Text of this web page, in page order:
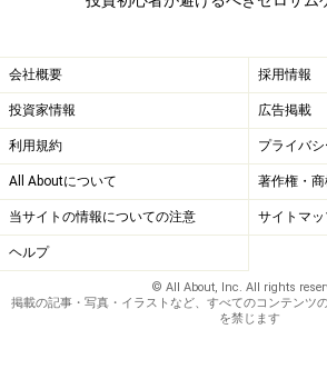
会社概要 採用情報
投資家情報 広告掲載
利用規約 プライバ
All Aboutについて 著作権・
当サイトの情報についての注意 サイトマ
ヘルプ
© All About, Inc. All rights
掲載の記事・写真・イラストなど、すべてのコンテンツ
を禁じます